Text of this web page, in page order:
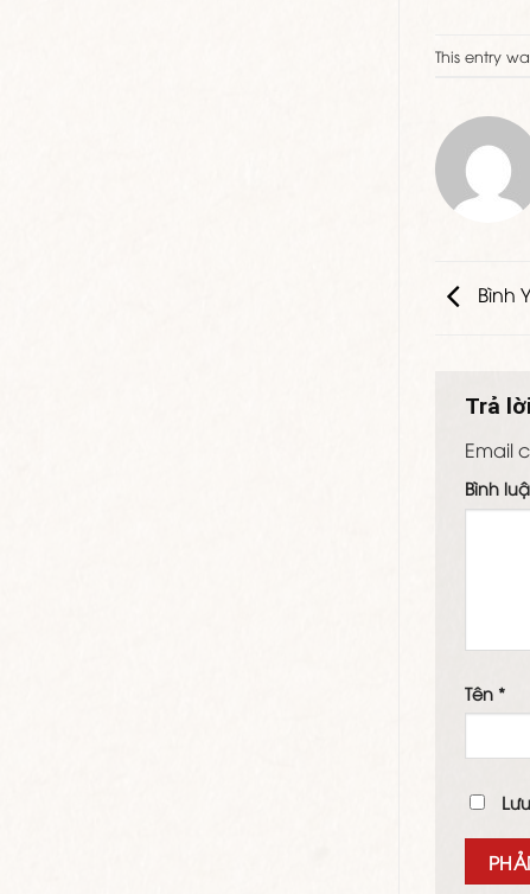
This entry
Bình
Trả lời
Email
Bình
Tên *